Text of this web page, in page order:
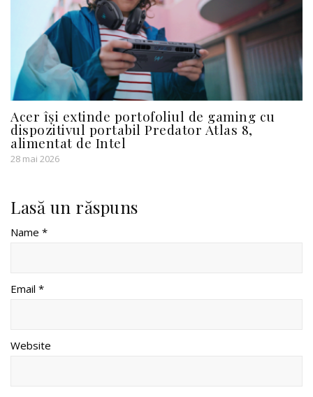
Acer își extinde portofoliul de gaming cu
dispozitivul portabil Predator Atlas 8,
alimentat de Intel
28 mai 2026
Lasă un răspuns
Name *
Email *
Website